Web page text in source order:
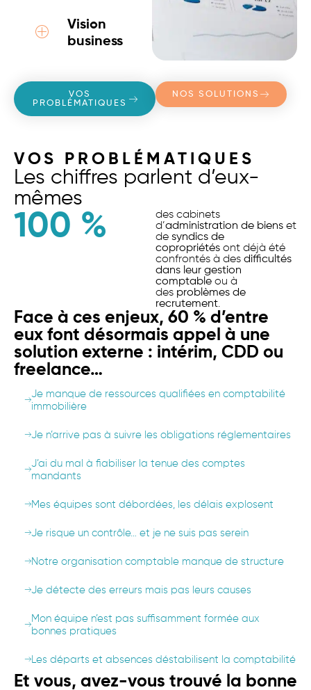
Vision
business
VOS
PROBLÉMATIQUES
NOS SOLUTIONS
VOS PROBLÉMATIQUES
Les chiffres parlent d’eux-
mêmes
100 %
des cabinets
d’administration de biens et
de syndics de
copropriétés ont déjà été
confrontés à des difficultés
dans leur gestion
comptable ou à
des problèmes de
recrutement.
Face à ces enjeux, 60 % d’entre
eux font désormais appel à une
solution externe : intérim, CDD ou
freelance…
Je manque de ressources qualifiées en comptabilité
immobilière
Je n’arrive pas à suivre les obligations réglementaires
J’ai du mal à fiabiliser la tenue des comptes
mandants
Mes équipes sont débordées, les délais explosent
Je risque un contrôle… et je ne suis pas serein
Notre organisation comptable manque de structure
Je détecte des erreurs mais pas leurs causes
Mon équipe n’est pas suffisamment formée aux
bonnes pratiques
Les départs et absences déstabilisent la comptabilité
Et vous, avez-vous trouvé la bonne